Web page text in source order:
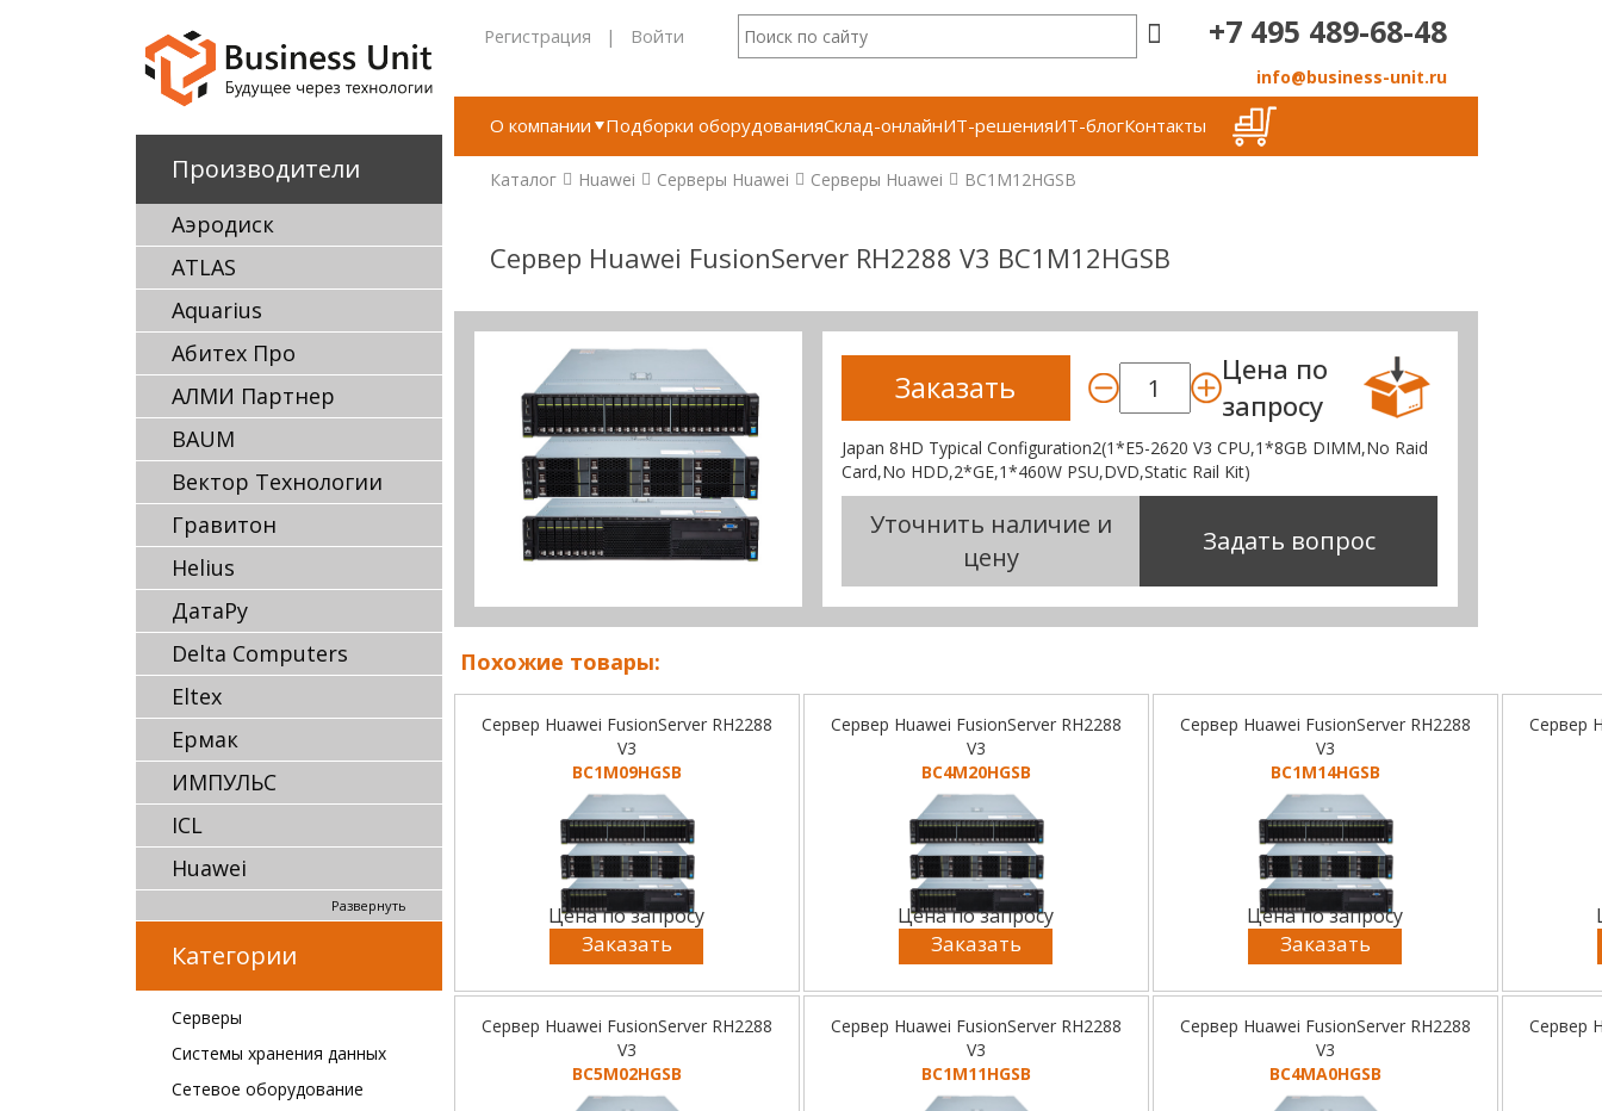
Производители
Аэродиск
ATLAS
Aquarius
Абитех Про
АЛМИ Партнер
BAUM
Вектор Технологии
Гравитон
Helius
ДатаРу
Delta Computers
Eltex
Ермак
ИМПУЛЬС
ICL
Huawei
Развернуть
Категории
Серверы
Системы хранения данных
Сетевое оборудование
Регистрация | Войти +7 495 489-68-48
info@business-unit.ru
О компании Подборки оборудованияСклад-онлайнИТ-решенияИТ-блогКонтакты
Каталог Huawei Серверы Huawei Серверы Huawei BC1M12HGSB
Сервер Huawei FusionServer RH2288 V3 BC1M12HGSB
Заказать
Цена по
запросу
Japan 8HD Typical Configuration2(1*E5-2620 V3 CPU,1*8GB DIMM,No Raid
Card,No HDD,2*GE,1*460W PSU,DVD,Static Rail Kit)
Уточнить наличие и
цену
Задать вопрос
Похожие товары:
Сервер Huawei FusionServer RH2288
V3
BC1M09HGSB
Цена по запросу
Заказать
Сервер Huawei FusionServer RH2288
V3
BC4M20HGSB
Цена по запросу
Заказать
Сервер Huawei FusionServer RH2288
V3
BC1M14HGSB
Цена по запросу
Заказать
Сервер
Сервер Huawei FusionServer RH2288
V3
BC5M02HGSB
Сервер Huawei FusionServer RH2288
V3
BC1M11HGSB
Сервер Huawei FusionServer RH2288
V3
BC4MA0HGSB
Сервер